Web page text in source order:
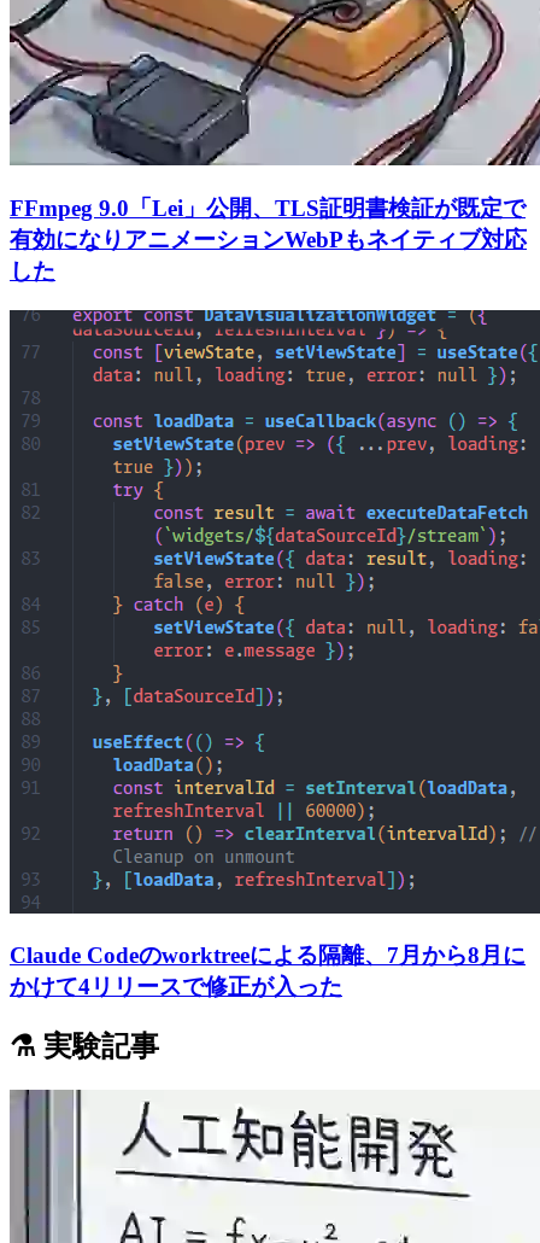
FFmpeg 9.0「Lei」公開、TLS証明書検証が既定で
有効になりアニメーションWebPもネイティブ対応
した
Claude Codeのworktreeによる隔離、7月から8月に
かけて4リリースで修正が入った
⚗️ 実験記事